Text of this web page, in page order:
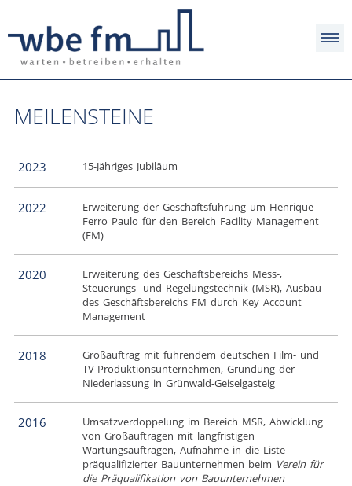
MEILENSTEINE
2023 15-Jähriges Jubiläum
2022
Erweiterung der Geschäftsführung um Henrique
Ferro Paulo für den Bereich Facility Management
(FM)
2020
Erweiterung des Geschäftsbereichs Mess-,
Steuerungs- und Regelungstechnik (MSR), Ausbau
des Geschäftsbereichs FM durch Key Account
Management
2018
Großauftrag mit führendem deutschen Film- und
TV-Produktionsunternehmen, Gründung der
Niederlassung in Grünwald-Geiselgasteig
2016
Umsatzverdoppelung im Bereich MSR, Abwicklung
von Großaufträgen mit langfristigen
Wartungsaufträgen, Aufnahme in die Liste
präqualifizierter Bauunternehmen beim Verein für
die Präqualifikation von Bauunternehmen